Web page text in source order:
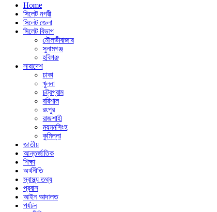
Home
সিলেট নগরী
সিলেট জেলা
সিলেট বিভাগ
মৌলভীবাজার
সুনামগঞ্জ
হবিগঞ্জ
সারাদেশ
ঢাকা
খুলনা
চট্রগ্রাম
বরিশাল
রংপুর
রাজশাহী
ময়মনসিংহ
কুমিল্লা
জাতীয়
আন্তর্জাতিক
শিক্ষা
অর্থনীতি
স্বাস্থ্য তথ্য
প্রবাস
আইন আদালত
পর্যটন